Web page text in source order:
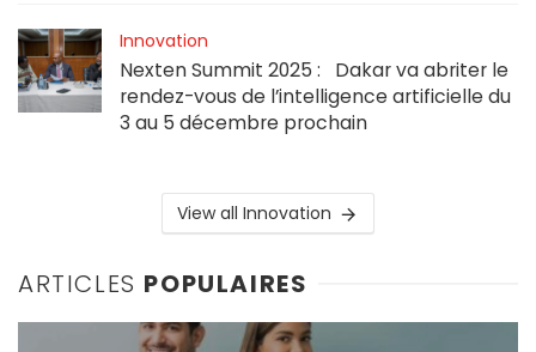
Innovation
Nexten Summit 2025 : Dakar va abriter le
rendez-vous de l’intelligence artificielle du
3 au 5 décembre prochain
View all Innovation
ARTICLES POPULAIRES